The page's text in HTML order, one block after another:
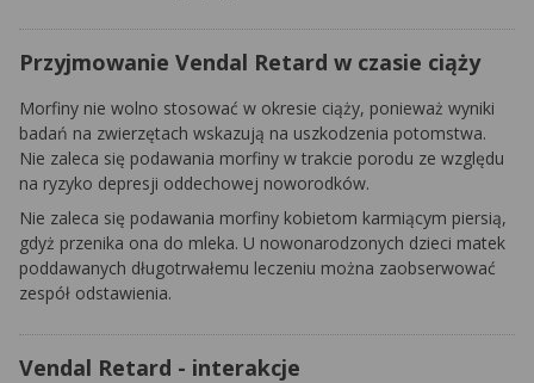
Przyjmowanie Vendal Retard w czasie ciąży
Morfiny nie wolno stosować w okresie ciąży, ponieważ wyniki
badań na zwierzętach wskazują na uszkodzenia potomstwa.
Nie zaleca się podawania morfiny w trakcie porodu ze względu
na ryzyko depresji oddechowej noworodków.
Nie zaleca się podawania morfiny kobietom karmiącym piersią,
gdyż przenika ona do mleka. U nowonarodzonych dzieci matek
poddawanych długotrwałemu leczeniu można zaobserwować
zespół odstawienia.
Vendal Retard - interakcje